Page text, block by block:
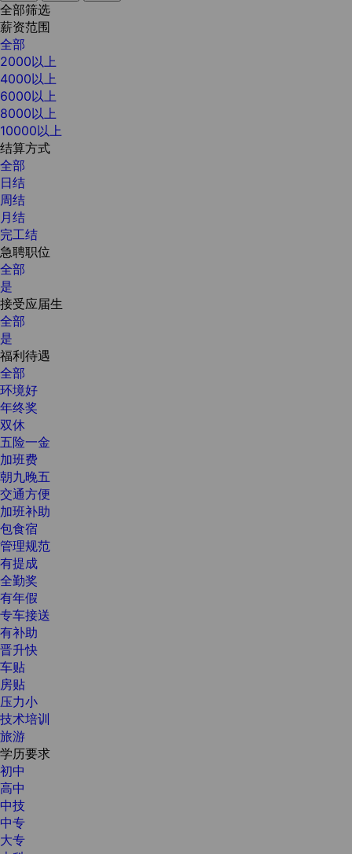
全部筛选
薪资范围
全部
2000以上
4000以上
6000以上
8000以上
10000以上
结算方式
全部
日结
周结
月结
完工结
急聘职位
全部
是
接受应届生
全部
是
福利待遇
全部
环境好
年终奖
双休
五险一金
加班费
朝九晚五
交通方便
加班补助
包食宿
管理规范
有提成
全勤奖
有年假
专车接送
有补助
晋升快
车贴
房贴
压力小
技术培训
旅游
学历要求
初中
高中
中技
中专
大专